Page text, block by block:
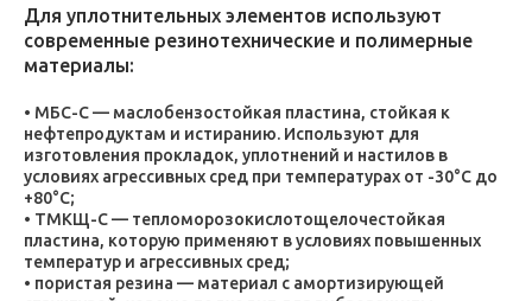
Для уплотнительных элементов используют
современные резинотехнические и полимерные
материалы:
МБС-С — маслобензостойкая пластина, стойкая к
нефтепродуктам и истиранию. Используют для
изготовления прокладок, уплотнений и настилов в
условиях агрессивных сред при температурах от -30°C до
+80°C;
ТМКЩ-С — тепломорозокислотощелочестойкая
пластина, которую применяют в условиях повышенных
температур и агрессивных сред;
пористая резина — материал с амортизирующей